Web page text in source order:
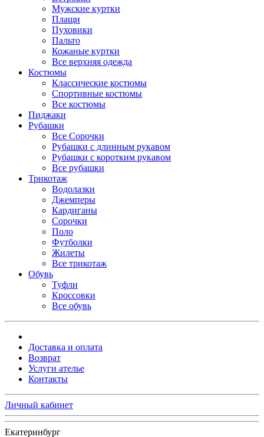
Мужские куртки
Плащи
Пуховики
Пальто
Кожаные куртки
Все верхняя одежда
Костюмы
Классические костюмы
Спортивные костюмы
Все костюмы
Пиджаки
Рубашки
Все Сорочки
Рубашки с длинным рукавом
Рубашки с коротким рукавом
Все рубашки
Трикотаж
Водолазки
Джемперы
Кардиганы
Сорочки
Поло
Футболки
Жилеты
Все трикотаж
Обувь
Туфли
Кроссовки
Все обувь
Доставка и оплата
Возврат
Услуги ателье
Контакты
Личный кабинет
Екатеринбург